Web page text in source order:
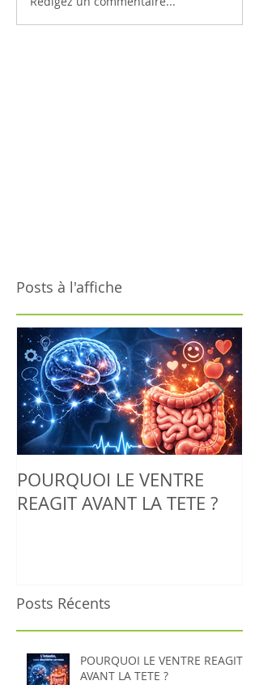
Posts à l'affiche
POURQUOI LE VENTRE
REAGIT AVANT LA TETE ?
Posts Récents
POURQUOI LE VENTRE REAGIT
AVANT LA TETE ?